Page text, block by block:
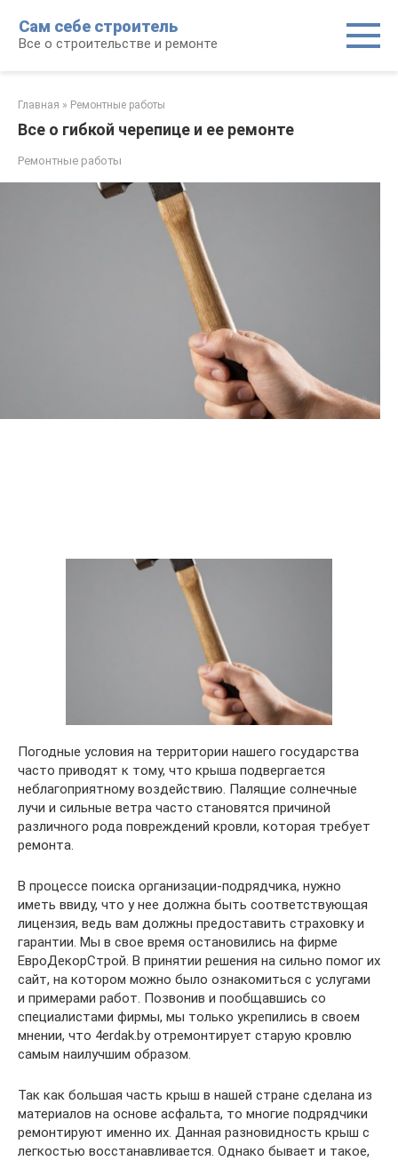
контенту
Сам себе строитель
Все о строительстве и ремонте
Главная » Ремонтные работы
Все о гибкой черепице и ее ремонте
Ремонтные работы
Погодные условия на территории нашего государства
часто приводят к тому, что крыша подвергается
неблагоприятному воздействию. Палящие солнечные
лучи и сильные ветра часто становятся причиной
различного рода повреждений кровли, которая требует
ремонта.
В процессе поиска организации-подрядчика, нужно
иметь ввиду, что у нее должна быть соответствующая
лицензия, ведь вам должны предоставить страховку и
гарантии. Мы в свое время остановились на фирме
ЕвроДекорСтрой. В принятии решения на сильно помог их
сайт, на котором можно было ознакомиться с услугами
и примерами работ. Позвонив и пообщавшись со
специалистами фирмы, мы только укрепились в своем
мнении, что 4erdak.by отремонтирует старую кровлю
самым наилучшим образом.
Так как большая часть крыш в нашей стране сделана из
материалов на основе асфальта, то многие подрядчики
ремонтируют именно их. Данная разновидность крыш с
легкостью восстанавливается. Однако бывает и такое,